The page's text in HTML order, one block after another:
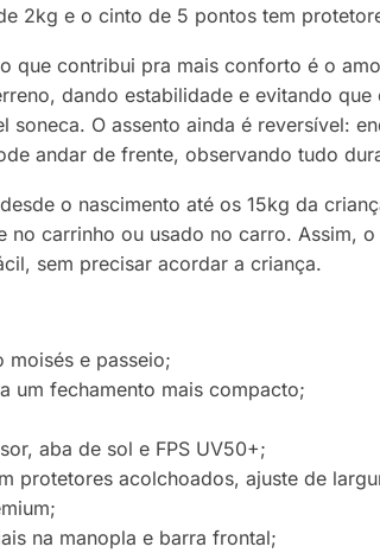
2kg e o cinto de 5 pontos tem
que contribui pra mais conforto é o
dando estabilidade e evitando
soneca. O assento ainda é reversível:
andar de frente, observando tudo
o nascimento até os 15kg da
no carrinho ou usado no carro. Assim,
sem precisar acordar a criança.
moisés e passeio;
um fechamento mais compacto;
aba de sol e FPS UV50+;
protetores acolchoados, ajuste de
na manopla e barra frontal;